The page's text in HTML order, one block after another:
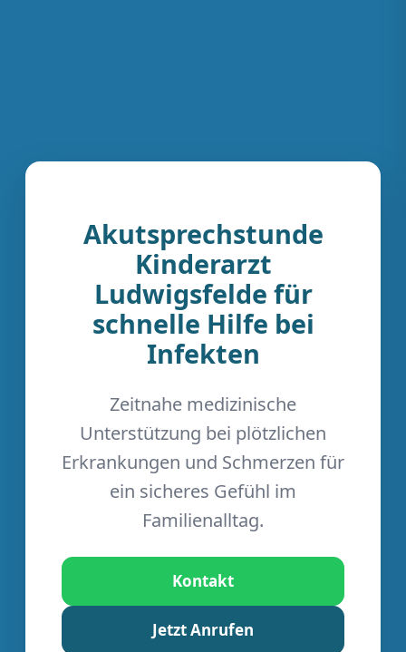
Akutsprechstunde
Kinderarzt
Ludwigsfelde für
schnelle Hilfe bei
Infekten
Zeitnahe medizinische
Unterstützung bei plötzlichen
Erkrankungen und Schmerzen für
ein sicheres Gefühl im
Familienalltag.
Kontakt
Jetzt Anrufen